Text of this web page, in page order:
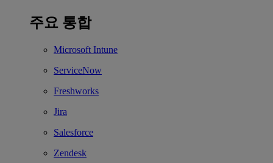
주요 통합
Microsoft Intune
ServiceNow
Freshworks
Jira
Salesforce
Zendesk